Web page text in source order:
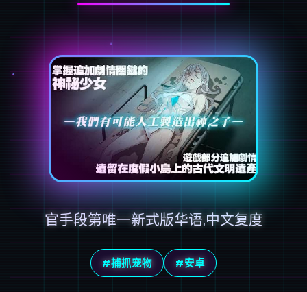
官手段第唯一新式版华语,中文复度
#捕抓宠物 #安卓